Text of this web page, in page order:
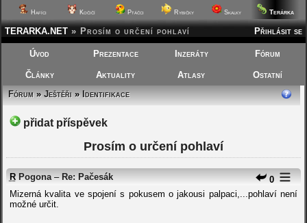
Hafíci Kočičí Ptáčci Rybičky Skalky Terárka
Přihlásit se
TERARKA.NET » Prosím o určení pohlaví
Úvod Prezentace Inzeráty Fórum
Články Aktuality Atlasy
Ostatní
Fórum»Ještěři»Identifikace
přidat příspěvek
Prosím o určení pohlaví
0
R Pogona – Re: Pačesák
Mizerná kvalita ve spojení s pokusem o jakousi palpaci,...pohlaví není
možné určit.